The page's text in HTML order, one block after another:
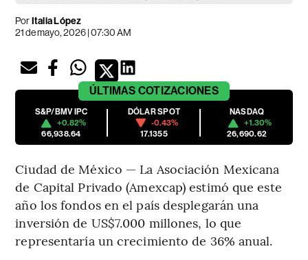
PorItalia López
21 de mayo, 2026 | 07:30 AM
ÚLTIMAS COTIZACIONES
S&P/BMV IPC
+0.82%
66,938.64
DÓLAR SPOT
-0.43%
17.1355
NASDAQ
+1.30%
26,690.62
Ciudad de México — La Asociación Mexicana
de Capital Privado (Amexcap) estimó que este
año los fondos en el país desplegarán una
inversión de US$7.000 millones, lo que
representaría un crecimiento de 36% anual.